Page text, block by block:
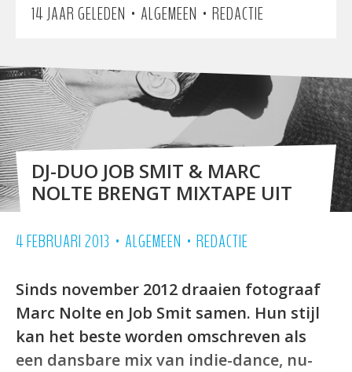
14 JAAR GELEDEN • ALGEMEEN • REDACTIE
DJ-DUO JOB SMIT & MARC
NOLTE BRENGT MIXTAPE UIT
4 FEBRUARI 2013 • ALGEMEEN • REDACTIE
Sinds november 2012 draaien fotograaf
Marc Nolte en Job Smit samen. Hun stijl
kan het beste worden omschreven als
een dansbare mix van indie-dance, nu-